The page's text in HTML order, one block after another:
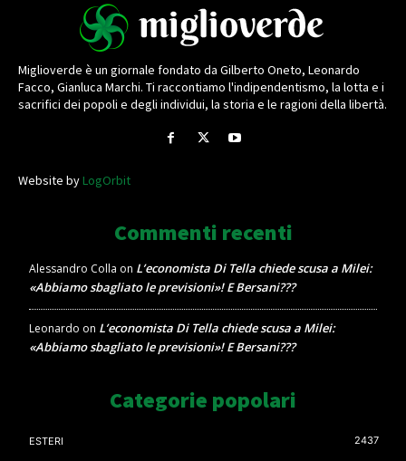
Miglioverde è un giornale fondato da Gilberto Oneto, Leonardo
Facco, Gianluca Marchi. Ti raccontiamo l'indipendentismo, la lotta e i
sacrifici dei popoli e degli individui, la storia e le ragioni della libertà.
Website byLogOrbit
Commenti recenti
Alessandro Colla on L’economista Di Tella chiede scusa a Milei:
«Abbiamo sbagliato le previsioni»! E Bersani???
Leonardo on L’economista Di Tella chiede scusa a Milei:
«Abbiamo sbagliato le previsioni»! E Bersani???
Categorie popolari
ESTERI 2437